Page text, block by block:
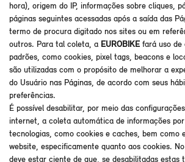
hora), origem do IP, informações sobre cliques,
páginas seguintes acessadas após a saída das
termo de procura digitado nos sites ou em
outros. Para tal coleta, a EUROBIKE fará uso de
padrões, como cookies, pixel tags, beacons e
são utilizadas com o propósito de melhorar a
do Usuário nas Páginas, de acordo com seus
preferências.
É possível desabilitar, por meio das
internet, a coleta automática de informações
tecnologias, como cookies e caches, bem como
website, especificamente quanto aos cookies.
deve estar ciente de que, se desabilitadas estas